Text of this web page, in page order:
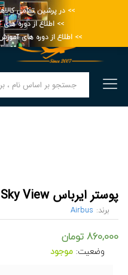
>> در پرشین تمامی
>> اطلاع از دوره
>> اطلاع از دوره های
پوستر ایرباس A220 Poster Sky View
برند: Airbus
860,000تومان
وضعیت: موجود